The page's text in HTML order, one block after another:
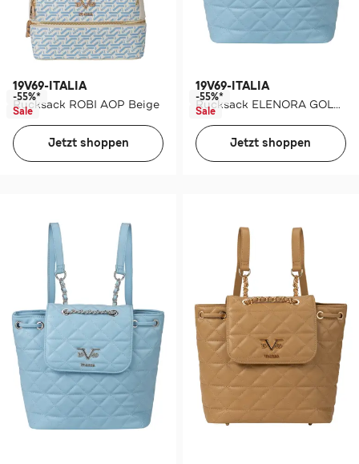
19V69-ITALIA
Rucksack ROBI AOP Beige
-55%*
Sale
Jetzt shoppen
19V69-ITALIA
Rucksack ELENORA GOLD Navy
-55%*
Sale
Jetzt shoppen